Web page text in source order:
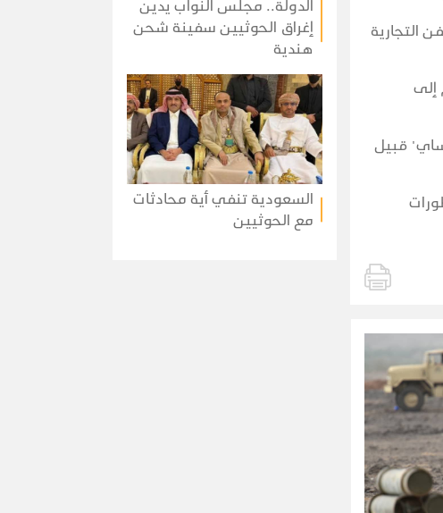
التجارية
إلى
قبيل
الدولة.. مجلس النواب يدين
إغراق الحوثيين سفينة شحن
هندية
السعودية تنفي أية محادثات
مع الحوثيين